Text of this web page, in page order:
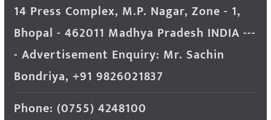
14 Press Complex, M.P. Nagar, Zone - 1,
Bhopal - 462011 Madhya Pradesh INDIA ---
- Advertisement Enquiry: Mr. Sachin
Bondriya, +91 9826021837
Phone: (0755) 4248100